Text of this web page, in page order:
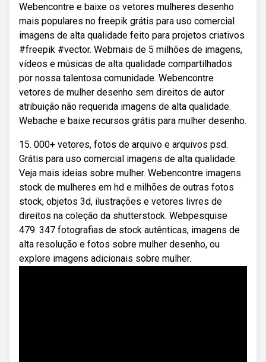
Webencontre e baixe os vetores mulheres desenho
mais populares no freepik grátis para uso comercial
imagens de alta qualidade feito para projetos criativos
#freepik #vector. Webmais de 5 milhões de imagens,
vídeos e músicas de alta qualidade compartilhados
por nossa talentosa comunidade. Webencontre
vetores de mulher desenho sem direitos de autor
atribuição não requerida imagens de alta qualidade.
Webache e baixe recursos grátis para mulher desenho.
15. 000+ vetores, fotos de arquivo e arquivos psd.
Grátis para uso comercial imagens de alta qualidade.
Veja mais ideias sobre mulher. Webencontre imagens
stock de mulheres em hd e milhões de outras fotos
stock, objetos 3d, ilustrações e vetores livres de
direitos na coleção da shutterstock. Webpesquise
479. 347 fotografias de stock autênticas, imagens de
alta resolução e fotos sobre mulher desenho, ou
explore imagens adicionais sobre mulher.